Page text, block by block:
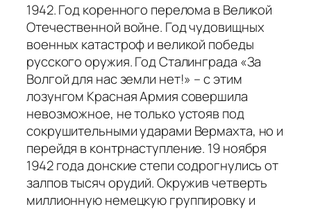
1942. Год коренного перелома в Великой
Отечественной войне. Год чудовищных
военных катастроф и великой победы
русского оружия. Год Сталинграда «За
Волгой для нас земли нет!» – с этим
лозунгом Красная Армия совершила
невозможное, не только устояв под
сокрушительными ударами Вермахта, но и
перейдя в контрнаступление. 19 ноября
1942 года донские степи содрогнулись от
залпов тысяч орудий. Окружив четверть
миллионную немецкую группировку и